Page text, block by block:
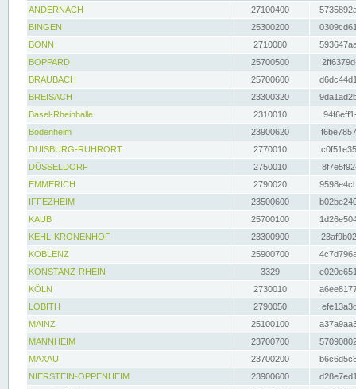
ANDERNACH
27100400
BINGEN
25300200
BONN
2710080
BOPPARD
25700500
BRAUBACH
25700600
BREISACH
23300320
Basel-Rheinhalle
2310010
Bodenheim
23900620
DUISBURG-RUHRORT
2770010
DÜSSELDORF
2750010
EMMERICH
2790020
IFFEZHEIM
23500600
KAUB
25700100
KEHL-KRONENHOF
23300900
KOBLENZ
25900700
KONSTANZ-RHEIN
3329
KÖLN
2730010
LOBITH
2790050
MAINZ
25100100
MANNHEIM
23700700
MAXAU
23700200
NIERSTEIN-OPPENHEIM
23900600